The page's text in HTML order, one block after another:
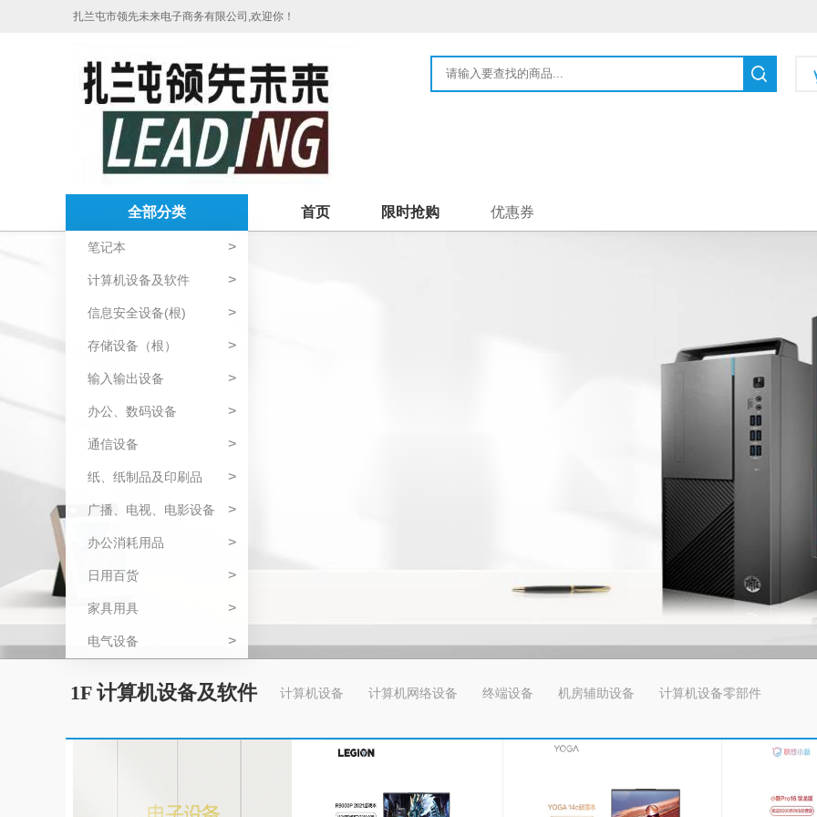
扎兰屯市领先未来电子商务有限公司,欢迎你！
全部分类
笔记本 >
计算机设备及软件 >
信息安全设备(根) >
存储设备（根） >
输入输出设备 >
办公、数码设备 >
通信设备 >
纸、纸制品及印刷品 >
广播、电视、电影设备 >
办公消耗用品 >
日用百货 >
家具用具 >
电气设备 >
首页 限时抢购 优惠券
1F 计算机设备及软件 计算机设备 计算机网络设备 终端设备 机房辅助设备 计算机设备零部件